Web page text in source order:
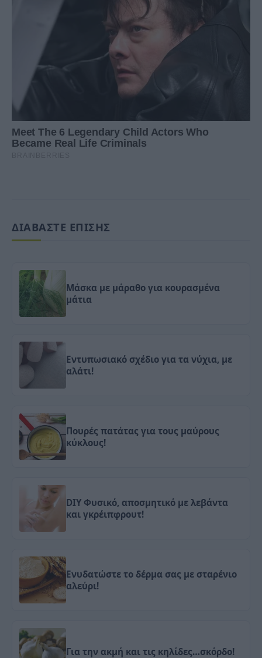
ΔΙΑΒΑΣΤΕ ΕΠΙΣΗΣ
Μάσκα με μάραθο για κουρασμένα
μάτια
Εντυπωσιακό σχέδιο για τα νύχια, με
αλάτι!
Πουρές πατάτας για τους μαύρους
κύκλους!
DIY Φυσικό, αποσμητικό με λεβάντα
και γκρέιπφρουτ!
Ενυδατώστε το δέρμα σας με σταρένιο
αλεύρι!
Για την ακμή και τις κηλίδες…σκόρδο!